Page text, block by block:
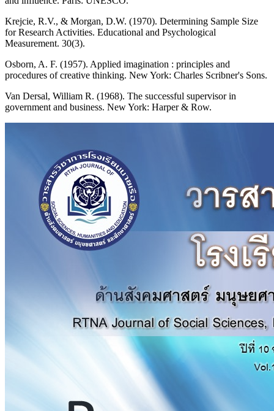
Krejcie, R.V., & Morgan, D.W. (1970). Determining Sample Size
for Research Activities. Educational and Psychological
Measurement. 30(3).
Osborn, A. F. (1957). Applied imagination : principles and
procedures of creative thinking. New York: Charles Scribner's Sons.
Van Dersal, William R. (1968). The successful supervisor in
government and business. New York: Harper & Row.